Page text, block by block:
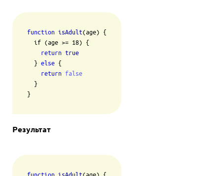
function isAdult(age) {
return true
  }
else {
return
false
}
Результат
function isAdult(age) {